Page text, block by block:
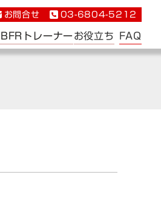
お問合せ 03-6804-5212
BFRトレーナーお役立ち FAQ